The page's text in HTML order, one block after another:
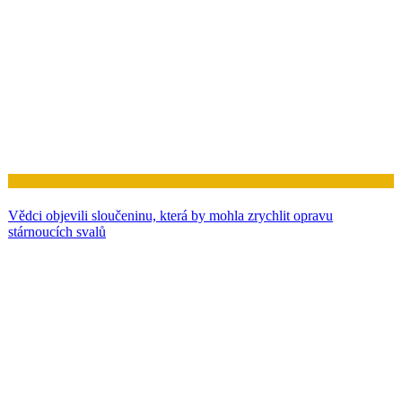
Vědci objevili sloučeninu, která by mohla zrychlit opravu
stárnoucích svalů